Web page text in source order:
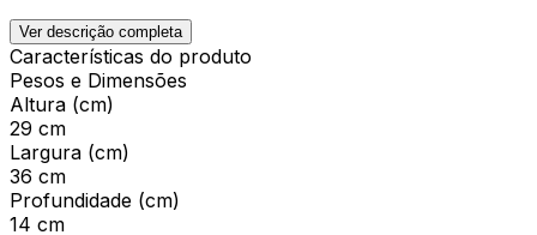
Ver descrição completa
Características do produto
Pesos e Dimensões
Altura (cm)
29 cm
Largura (cm)
36 cm
Profundidade (cm)
14 cm